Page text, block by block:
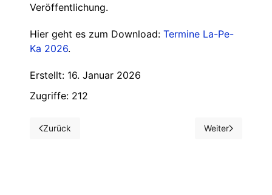
Veröffentlichung.
Hier geht es zum Download: Termine La-Pe-
Ka 2026.
Erstellt: 16. Januar 2026
Zugriffe: 212
Vorheriger Beitrag: Kinderfasching 2026
Zurück Nächster
Weiter